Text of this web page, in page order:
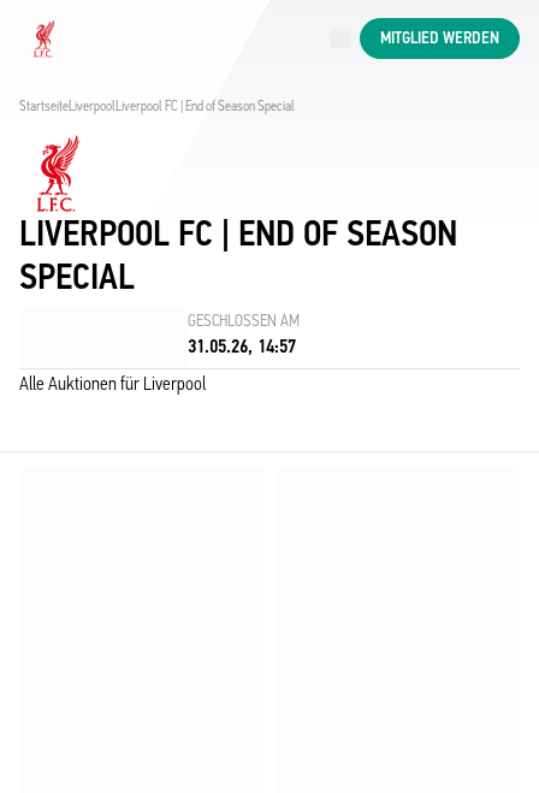
Now live
MITGLIED WERDEN
StartseiteLiverpoolLiverpool FC | End of Season Special
LIVERPOOL FC | END OF SEASON
SPECIAL
GESCHLOSSEN AM
31.05.26, 14:57
Alle Auktionen für Liverpool